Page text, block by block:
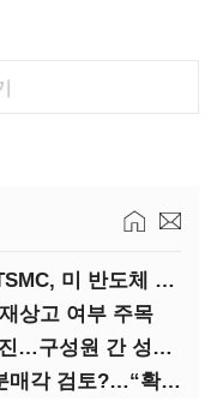
“경력 없어도 뽑는다”…삼성·TSMC, 미 반도체 인재 쟁탈전
상고 여부 주목
SK하이닉스 통합노조 신설 추진…구성원 간 성과급 불만 확산
SK하이닉스, 중 충칭 공장 지분매각 검토?…“확정된 바 없어”